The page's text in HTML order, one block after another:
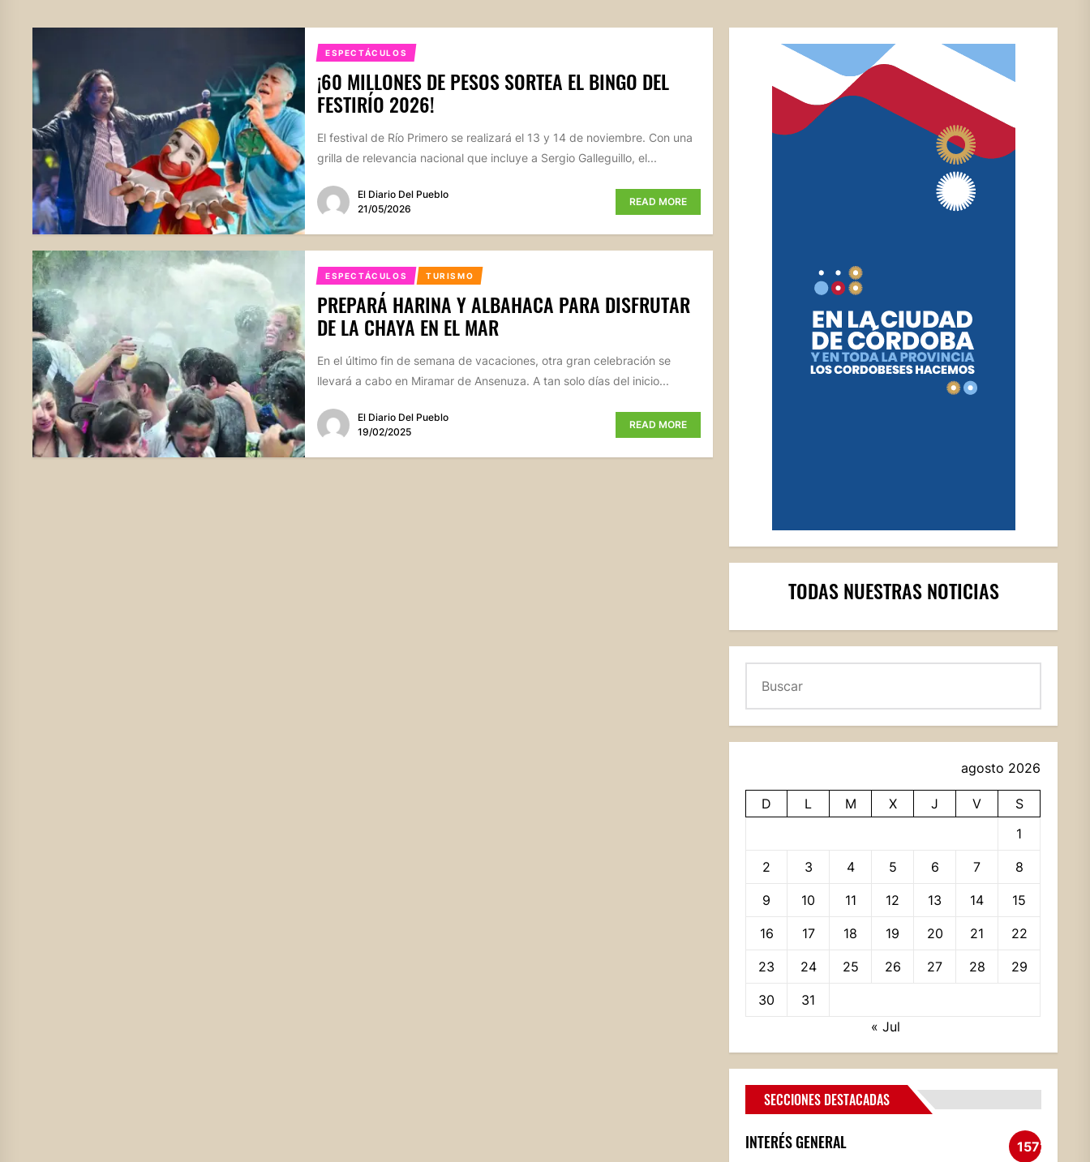
ESPECTÁCULOS
¡60 MILLONES DE PESOS SORTEA EL BINGO DEL
FESTIRÍO 2026!
El festival de Río Primero se realizará el 13 y 14 de noviembre. Con una
grilla de relevancia nacional que incluye a Sergio Galleguillo, el...
El Diario Del Pueblo
21/05/2026
READ MORE
ESPECTÁCULOS TURISMO
PREPARÁ HARINA Y ALBAHACA PARA DISFRUTAR
DE LA CHAYA EN EL MAR
En el último fin de semana de vacaciones, otra gran celebración se
llevará a cabo en Miramar de Ansenuza. A tan solo días del inicio...
El Diario Del Pueblo
19/02/2025
READ MORE
TODAS NUESTRAS NOTICIAS
agosto 2026
D L M X J V
S
1
2 3 4 5 6 7 8
9 10 11 12 13 14 15
16 17 18 19 20 21 22
23 24 25 26 27 28 29
30
31
« Jul
SECCIONES DESTACADAS
INTERÉS GENERAL 1572